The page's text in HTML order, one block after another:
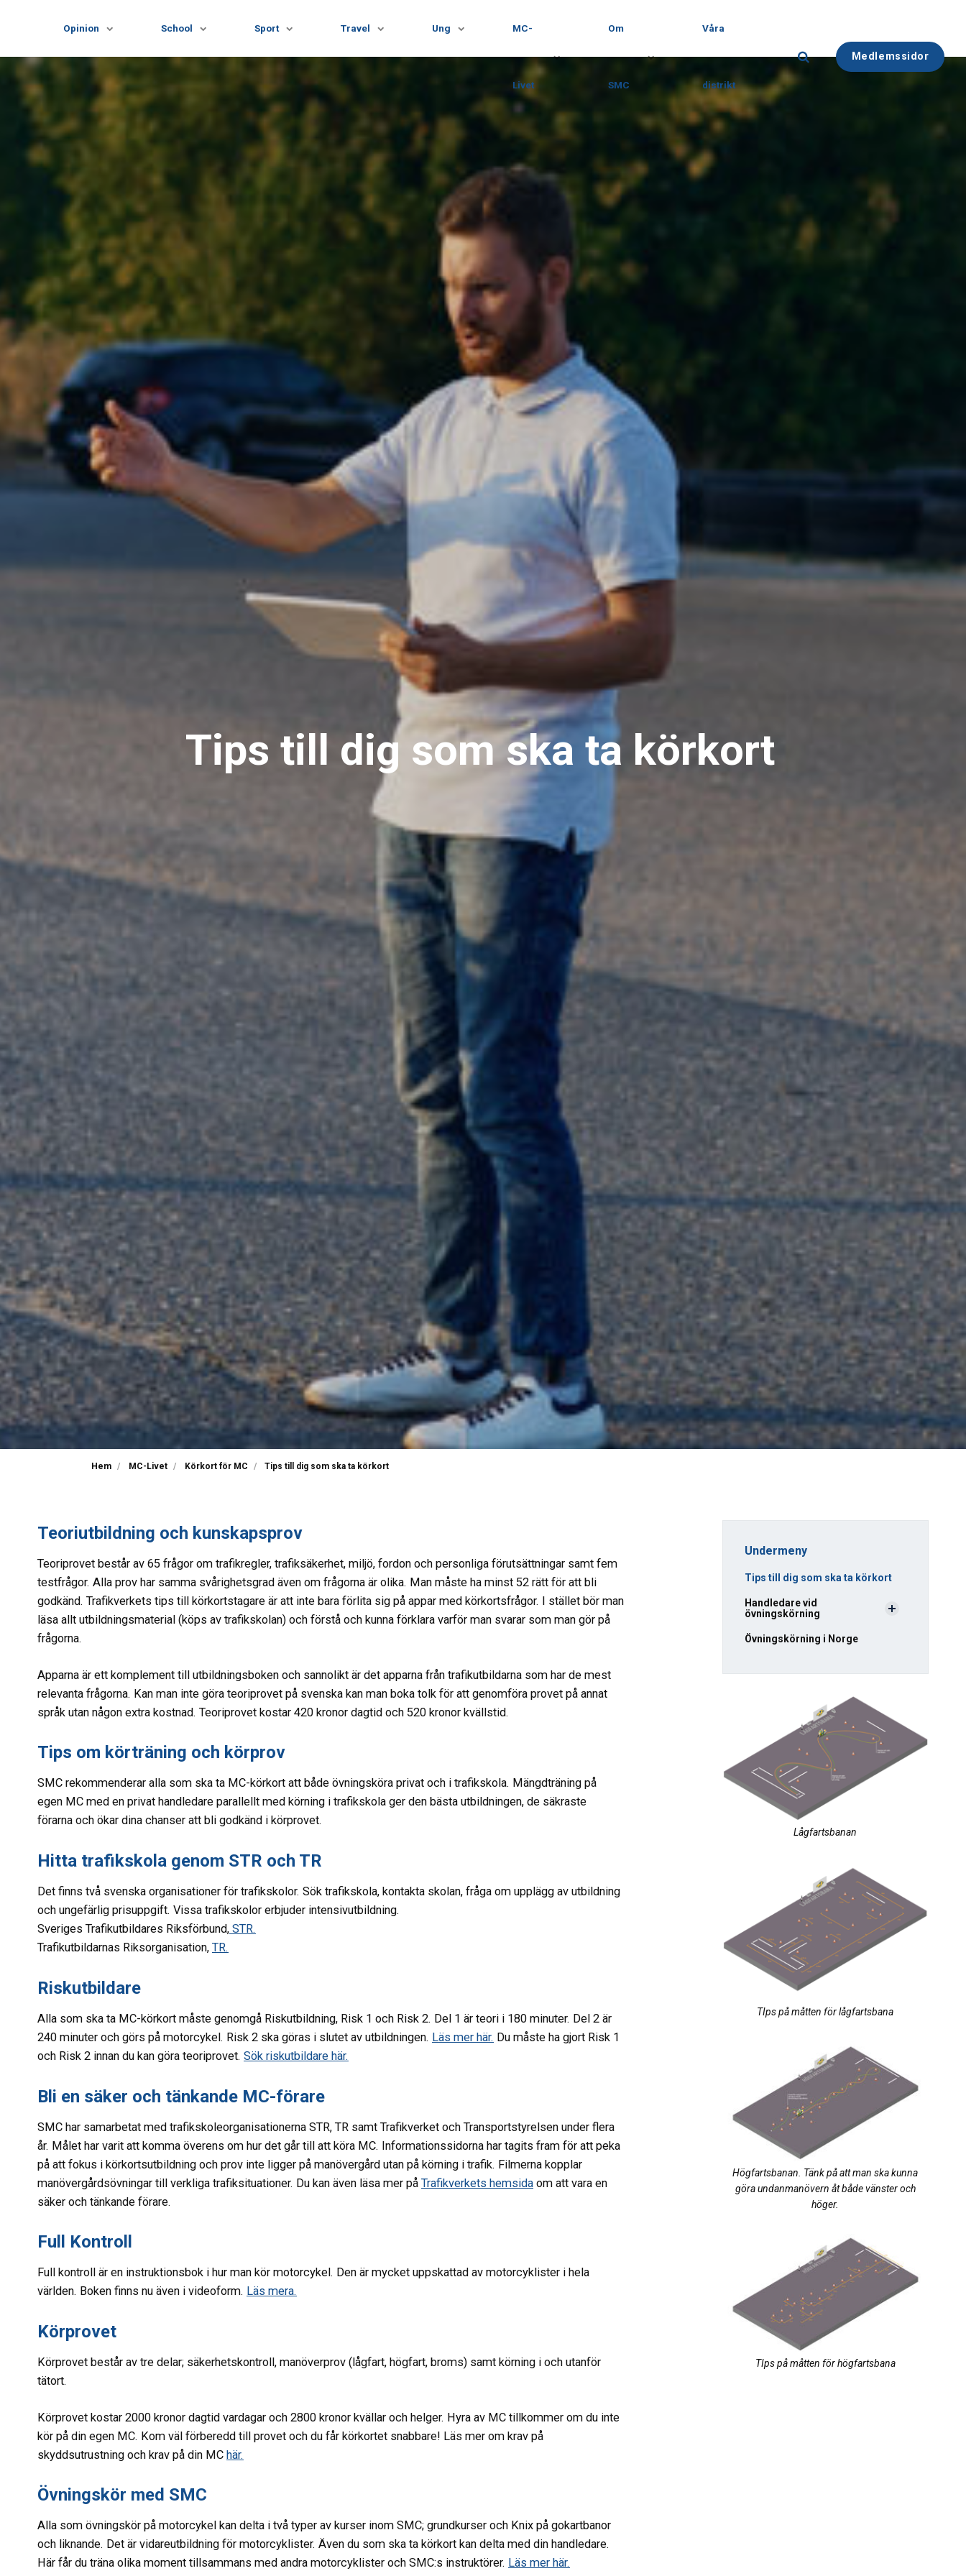
Opinion School Sport Travel Ung MC-
Livet
Om
SMC
Våra
distrikt
Medlemssidor
Tips till dig som ska ta körkort
Hem MC-Livet Körkort för MC Tips till dig som ska ta körkort
Teoriutbildning och kunskapsprov
Teoriprovet består av 65 frågor om trafikregler, trafiksäkerhet, miljö, fordon och personliga förutsättningar samt fem
testfrågor. Alla prov har samma svårighetsgrad även om frågorna är olika. Man måste ha minst 52 rätt för att bli
godkänd. Trafikverkets tips till körkortstagare är att inte bara förlita sig på appar med körkortsfrågor. I stället bör man
läsa allt utbildningsmaterial (köps av trafikskolan) och förstå och kunna förklara varför man svarar som man gör på
frågorna.
Apparna är ett komplement till utbildningsboken och sannolikt är det apparna från trafikutbildarna som har de mest
relevanta frågorna. Kan man inte göra teoriprovet på svenska kan man boka tolk för att genomföra provet på annat
språk utan någon extra kostnad. Teoriprovet kostar 420 kronor dagtid och 520 kronor kvällstid.
Tips om körträning och körprov
SMC rekommenderar alla som ska ta MC-körkort att både övningsköra privat och i trafikskola. Mängdträning på
egen MC med en privat handledare parallellt med körning i trafikskola ger den bästa utbildningen, de säkraste
förarna och ökar dina chanser att bli godkänd i körprovet.
Hitta trafikskola genom STR och TR
Det finns två svenska organisationer för trafikskolor. Sök trafikskola, kontakta skolan, fråga om upplägg av utbildning
och ungefärlig prisuppgift. Vissa trafikskolor erbjuder intensivutbildning.
Sveriges Trafikutbildares Riksförbund, STR.
Trafikutbildarnas Riksorganisation, TR.
Riskutbildare
Alla som ska ta MC-körkort måste genomgå Riskutbildning, Risk 1 och Risk 2. Del 1 är teori i 180 minuter. Del 2 är
240 minuter och görs på motorcykel. Risk 2 ska göras i slutet av utbildningen. Läs mer här. Du måste ha gjort Risk 1
och Risk 2 innan du kan göra teoriprovet. Sök riskutbildare här.
Bli en säker och tänkande MC-förare
SMC har samarbetat med trafikskoleorganisationerna STR, TR samt Trafikverket och Transportstyrelsen under flera
år. Målet har varit att komma överens om hur det går till att köra MC. Informationssidorna har tagits fram för att peka
på att fokus i körkortsutbildning och prov inte ligger på manövergård utan på körning i trafik. Filmerna kopplar
manövergårdsövningar till verkliga trafiksituationer. Du kan även läsa mer på Trafikverkets hemsida om att vara en
säker och tänkande förare.
Full Kontroll
Full kontroll är en instruktionsbok i hur man kör motorcykel. Den är mycket uppskattad av motorcyklister i hela
världen. Boken finns nu även i videoform. Läs mera.
Körprovet
Körprovet består av tre delar; säkerhetskontroll, manöverprov (lågfart, högfart, broms) samt körning i och utanför
tätort.
Körprovet kostar 2000 kronor dagtid vardagar och 2800 kronor kvällar och helger. Hyra av MC tillkommer om du inte
kör på din egen MC. Kom väl förberedd till provet och du får körkortet snabbare! Läs mer om krav på
skyddsutrustning och krav på din MC här.
Övningskör med SMC
Alla som övningskör på motorcykel kan delta i två typer av kurser inom SMC; grundkurser och Knix på gokartbanor
och liknande. Det är vidareutbildning för motorcyklister. Även du som ska ta körkort kan delta med din handledare.
Här får du träna olika moment tillsammans med andra motorcyklister och SMC:s instruktörer. Läs mer här.
Undermeny
Tips till dig som ska ta körkort
Handledare vid
övningskörning
Övningskörning i Norge
Lågfartsbanan
TIps på måtten för lågfartsbana
Högfartsbanan. Tänk på att man ska kunna
göra undanmanövern åt både vänster och
höger.
TIps på måtten för högfartsbana